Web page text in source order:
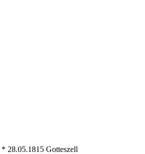
* 28.05.1815 Gotteszell